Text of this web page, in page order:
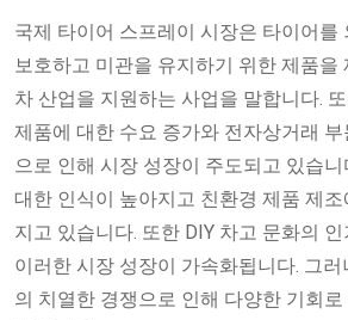
국제 타이어 스프레이 시장은 타이어를
보호하고 미관을 유지하기 위한 제품을
차 산업을 지원하는 사업을 말합니다.
제품에 대한 수요 증가와 전자상거래
으로 인해 시장 성장이 주도되고 있습니
대한 인식이 높아지고 친환경 제품 제
지고 있습니다. 또한 DIY 차고 문화의
이러한 시장 성장이 가속화됩니다. 그
의 치열한 경쟁으로 인해 다양한 기회